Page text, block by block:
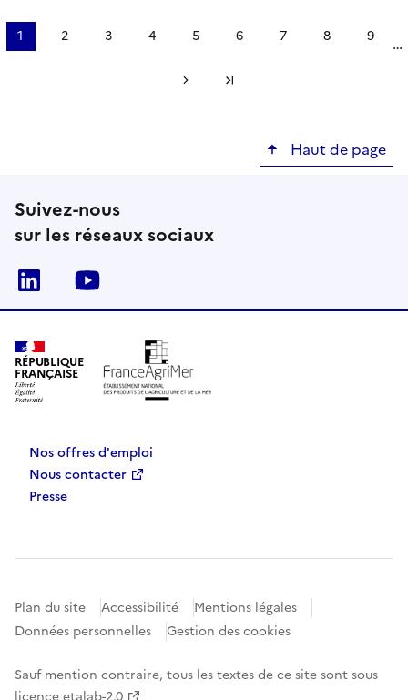
Pagination
Page
1
Page
2
Page
3
Page
4
Page
5
Page
6
Page
7
Page
8
Page
9 …
Page suivanteDernière page
Haut de page
Suivez-nous
sur les réseaux sociaux
Linkedin
RÉPUBLIQUE
FRANÇAISE
Nos offres d'emploi
Nous contacter
Presse
Plan du site Accessibilité
Mentions légales
Données personnelles
Gestion des cookies
Sauf mention contraire, tous les textes de ce site sont sous